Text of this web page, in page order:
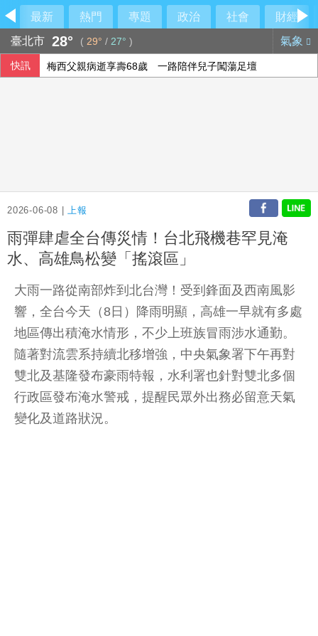
最新 熱門 專題 政治 社會
財經
臺北市 28° ( 29° / 27° ) 氣象
快訊 梅西父親病逝享壽68歲 一路陪伴兒子闖蕩足壇
2026-06-08 |上報
雨彈肆虐全台傳災情！台北飛機巷罕見淹
水、高雄鳥松變「搖滾區」
大雨一路從南部炸到北台灣！受到鋒面及西南風影
響，全台今天（8日）降雨明顯，高雄一早就有多處
地區傳出積淹水情形，不少上班族冒雨涉水通勤。
隨著對流雲系持續北移增強，中央氣象署下午再對
雙北及基隆發布豪雨特報，水利署也針對雙北多個
行政區發布淹水警戒，提醒民眾外出務必留意天氣
變化及道路狀況。